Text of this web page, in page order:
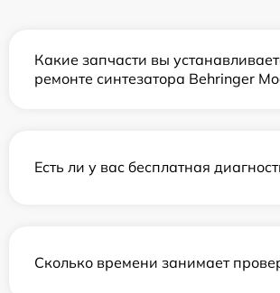
Какие запчасти вы
ремонте синтезатора Behringer
Есть ли у вас бесплатная
Сколько времени занимает